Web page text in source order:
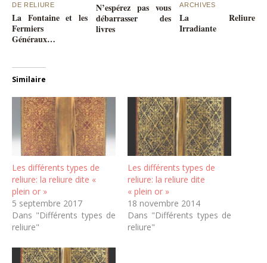
DE RELIURE
La Fontaine et les
Fermiers
Généraux…
N’espérez pas vous
débarrasser des
livres
ARCHIVES
La Reliure
Irradiante
Similaire
Les différents types de
reliure: la reliure dite «
plein or »
5 septembre 2017
Dans "Différents types de
reliure"
Les différents types de
reliure: la reliure dite
« plein or »
18 novembre 2014
Dans "Différents types de
reliure"